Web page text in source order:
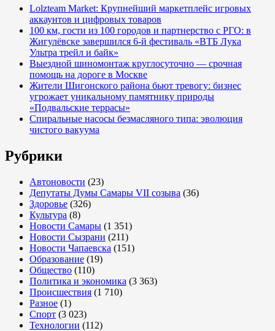
вышли
в
четвертьфинал
Lolzteam Market: Крупнейший маркетплейс игровых
аккаунтов и цифровых товаров
100 км, гости из 100 городов и партнерство с РГО: в
Жигулёвске завершился 6-й фестиваль «ВТБ Лука
Ультра трейл и байк»
Выездной шиномонтаж круглосуточно — срочная
помощь на дороге в Москве
Жители Шигонского района бьют тревогу: бизнес
угрожает уникальному памятнику природы
«Подвальские террасы»
Спиральные насосы безмасляного типа: эволюция
чистого вакуума
Рубрики
Автоновости (23)
Депутаты Думы Самары VII созыва (36)
Здоровье (326)
Культура (8)
Новости Самары (1 351)
Новости Сызрани (211)
Новости Чапаевска (151)
Образование (19)
Общество (110)
Политика и экономика (3 363)
Происшествия (1 710)
Разное (1)
Спорт (3 023)
Технологии (112)